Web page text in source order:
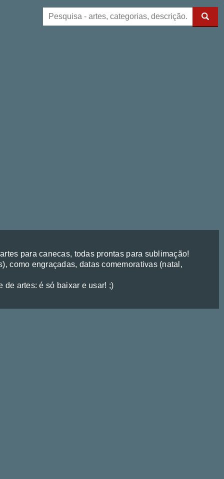
para canecas, todas prontas para sublimação!
como engraçadas, datas comemorativas (natal,
artes: é só baixar e usar! ;)